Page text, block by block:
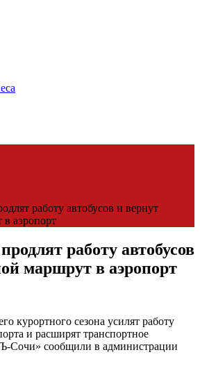
работу автобусов и вернут
аэропорт
работу автобусов
маршрут в аэропорт
курортного сезона усилят работу
и расширят транспортное
Сочи» сообщили в администрации